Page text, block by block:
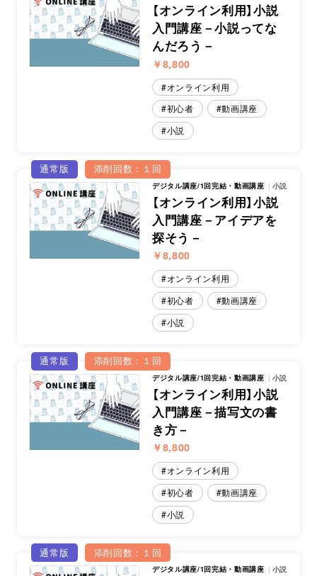
【オンライン利用】小説
入門講座－小説ってな
んだろう－
￥8,800
オンライン利用
初心者
動画講座
小説
通常版 添削回数：１回
デジタル講座/1回完結・動画講座 小説
【オンライン利用】小説
入門講座－アイデアを
探そう－
￥8,800
オンライン利用
初心者
動画講座
小説
通常版 添削回数：１回
デジタル講座/1回完結・動画講座 小説
【オンライン利用】小説
入門講座－描写文の書
き方－
￥8,800
オンライン利用
初心者
動画講座
小説
通常版 添削回数：１回
デジタル講座/1回完結・動画講座 小説